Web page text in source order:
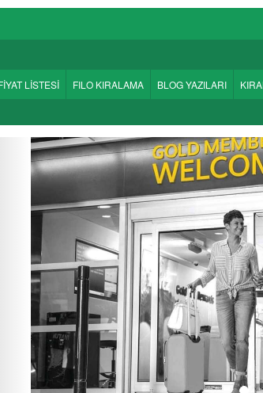
LİSTESİ FILO KIRALAMA BLOG YAZILARI